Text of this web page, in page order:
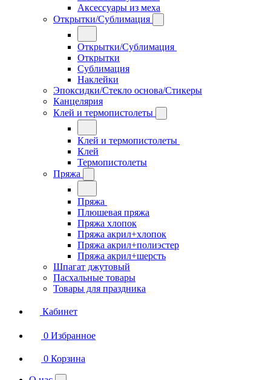
Аксессуары из меха
Открытки/Сублимация
Открытки/Сублимация
Открытки
Сублимация
Наклейки
Эпоксидки/Стекло основа/Стикеры
Канцелярия
Клей и термопистолеты
Клей и термопистолеты
Клей
Термопистолеты
Пряжа
Пряжа
Плюшевая пряжа
Пряжа хлопок
Пряжа акрил+хлопок
Пряжа акрил+полиэстер
Пряжа акрил+шерсть
Шпагат джутовый
Пасхальные товары
Товары для праздника
Кабинет
0 Избранное
0 Корзина